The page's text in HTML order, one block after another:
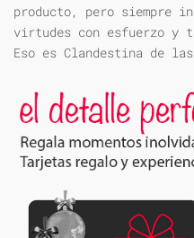
producto, pero siempre
virtudes con esfuerzo y
Eso es Clandestina de